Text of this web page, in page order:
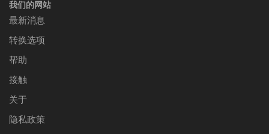
我们的网站
最新消息
转换选项
帮助
接触
关于
隐私政策